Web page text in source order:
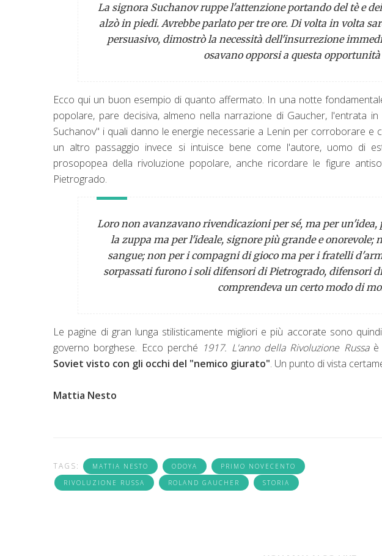
La signora Suchanov ruppe l'attenzione portando del tè e
alzò in piedi. Avrebbe parlato per tre ore. Di volta in volta
persuasivo, dimostrò la necessità dell'insurrezione
osavano opporsi a questa
Ecco qui un buon esempio di quanto affermato. In una notte
popolare, pare decisiva, almeno nella narrazione di Gaucher, l'entrata
Suchanov" i quali danno le energie necessarie a Lenin per corroborare e
un altro passaggio invece si intuisce bene come l'autore, uomo di
prosopopea della rivoluzione popolare, anche ricordare le figure
Pietrogrado.
Loro non avanzavano rivendicazioni per sé, ma per un'idea,
la zuppa ma per l'ideale, signore più grande e onorevole;
sangue; non per i compagni di gioco ma per i fratelli
sorpassati furono i soli difensori di Pietrogrado, difensori
comprendeva un certo modo di
Le pagine di gran lunga stilisticamente migliori e più accorate sono
governo borghese. Ecco perché 1917. L'anno della Rivoluzione Russaè
Soviet visto con gli occhi del "nemico giurato". Un punto di vista
Mattia Nesto
TAGS: MATTIA NESTO ODOYA
PRIMO NOVECENTO
RIVOLUZIONE RUSSA
ROLAND GAUCHER STORIA